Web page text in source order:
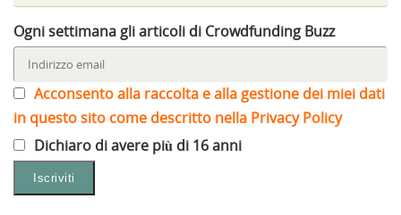
Ogni settimana gli articoli di Crowdfunding Buzz
Acconsento alla raccolta e alla gestione dei miei dati
in questo sito come descritto nella Privacy Policy
Dichiaro di avere più di 16 anni